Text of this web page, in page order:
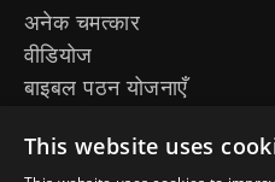
अनेक चमत्कार
वीडियोज
बाइबल पठन योजनाएँ
द चोजन
This website uses